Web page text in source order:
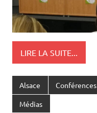
LIRE LA SUITE...
Alsace Conférences
Médias